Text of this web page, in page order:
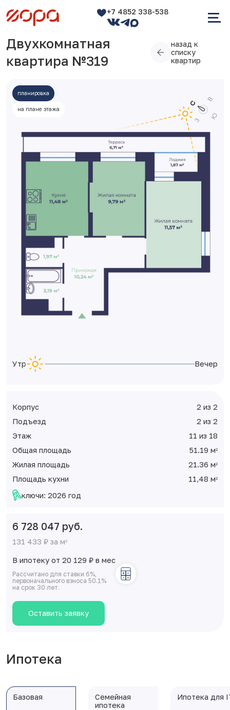
+7 4852 338-538
Двухкомнатная
квартира №319
назад к
списку
квартир
планировка
на плане этажа
Утро Вечер
Корпус
2 из 2
Подъезд
2 из 2
Этаж
11 из 18
Общая площадь
51.19 м2
Жилая площадь 21.36 м2
Площадь кухни 11,48 м2
ключи: 2026 год
6 728 047 руб.
131 433 ₽ за м2
В ипотеку от 20 129 ₽ в мес
Рассчитано для ставки 6%,
первоначального взноса 50.1%
на срок 30 лет.
Оставить заявку
Ипотека
Базовая
Семейная
ипотека
Ипотека для